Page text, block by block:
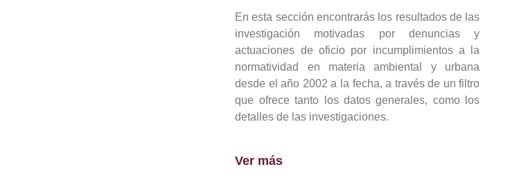
En esta sección encontrarás los resultados de las
investigación motivadas por denuncias y
actuaciones de oficio por incumplimientos a la
normatividad en materia ambiental y urbana
desde el año 2002 a la fecha, a través de un filtro
que ofrece tanto los datos generales, como los
detalles de las investigaciones.
Ver más